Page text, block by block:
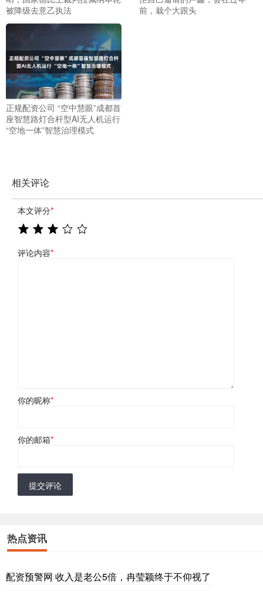
被降级去意乙执法
前，栽个大跟头​
正规配资公司 “空中慧眼”成都首
座智慧路灯合杆型AI无人机运行
“空地一体”智慧治理模式
相关评论
本文评分*
评论内容*
你的昵称*
你的邮箱*
提交评论
热点资讯
配资预警网 收入是老公5倍，冉莹颖终于不仰视了